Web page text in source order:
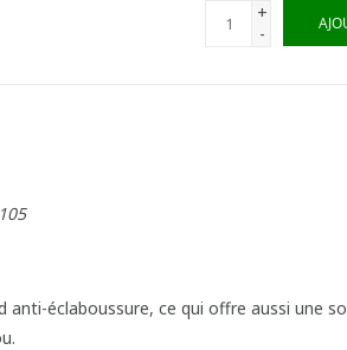
+
-
éclaboussure, ce qui offre aussi une